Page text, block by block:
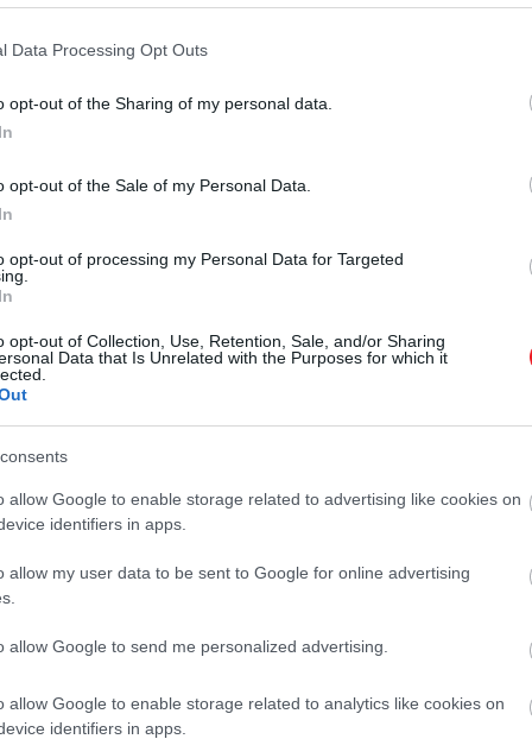
Data Processing Opt Outs
opt-out of the Sharing of my personal data.
opt-out of the Sale of my Personal Data.
opt-out of processing my Personal Data for Targeted
opt-out of Collection, Use, Retention, Sale, and/or Sharing
Data that Is Unrelated with the Purposes for which it
allow Google to enable storage related to advertising like cookies on
identifiers in apps.
allow my user data to be sent to Google for online advertising
allow Google to send me personalized advertising.
allow Google to enable storage related to analytics like cookies on
identifiers in apps.